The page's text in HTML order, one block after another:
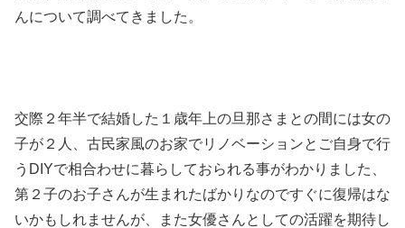
んについて調べてきました。
交際２年半で結婚した１歳年上の旦那さまとの間には女の
子が２人、古民家風のお家でリノベーションとご自身で行
うDIYで相合わせに暮らしておられる事がわかりました、
第２子のお子さんが生まれたばかりなのですぐに復帰はな
いかもしれませんが、また女優さんとしての活躍を期待し